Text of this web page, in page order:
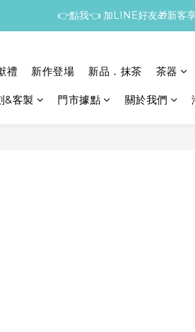
👉點我👈 加LINE好友🎁新客
禮 新作登場 新品．抹茶 茶器
&客製 門市據點 關於我們